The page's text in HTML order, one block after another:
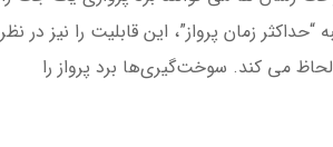
زمان پرواز”، این قابلیت را نیز در نظر
می کند. سوخت‌گیری‌ها برد پرواز را